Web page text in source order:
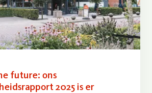
future: ons
2025 is er